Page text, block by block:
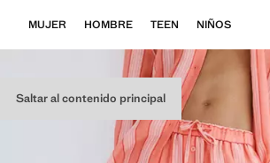
Saltar al contenido principal
MUJER HOMBRE TEEN NIÑOS